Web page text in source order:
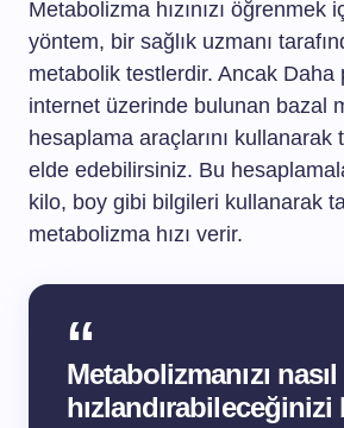
Metabolizma hızınızı öğrenmek
yöntem, bir sağlık uzmanı
metabolik testlerdir. Ancak Daha
internet üzerinde bulunan bazal
hesaplama araçlarını
elde edebilirsiniz. Bu
kilo, boy gibi bilgileri kullanarak
metabolizma hızı verir.
Metabolizmanızı nasıl